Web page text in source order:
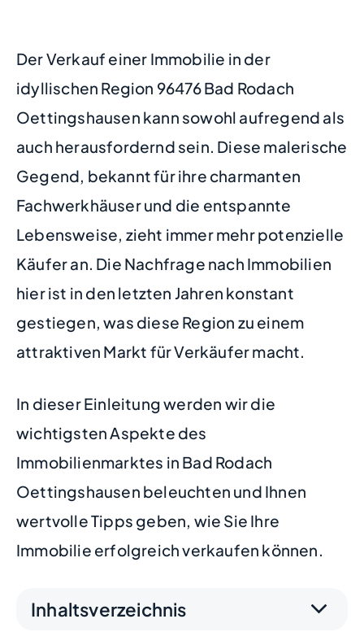
Der Verkauf einer Immobilie in der
idyllischen Region 96476 Bad Rodach
Oettingshausen kann sowohl aufregend als
auch herausfordernd sein. Diese malerische
Gegend, bekannt für ihre charmanten
Fachwerkhäuser und die entspannte
Lebensweise, zieht immer mehr potenzielle
Käufer an. Die Nachfrage nach Immobilien
hier ist in den letzten Jahren konstant
gestiegen, was diese Region zu einem
attraktiven Markt für Verkäufer macht.
In dieser Einleitung werden wir die
wichtigsten Aspekte des
Immobilienmarktes in Bad Rodach
Oettingshausen beleuchten und Ihnen
wertvolle Tipps geben, wie Sie Ihre
Immobilie erfolgreich verkaufen können.
Inhaltsverzeichnis